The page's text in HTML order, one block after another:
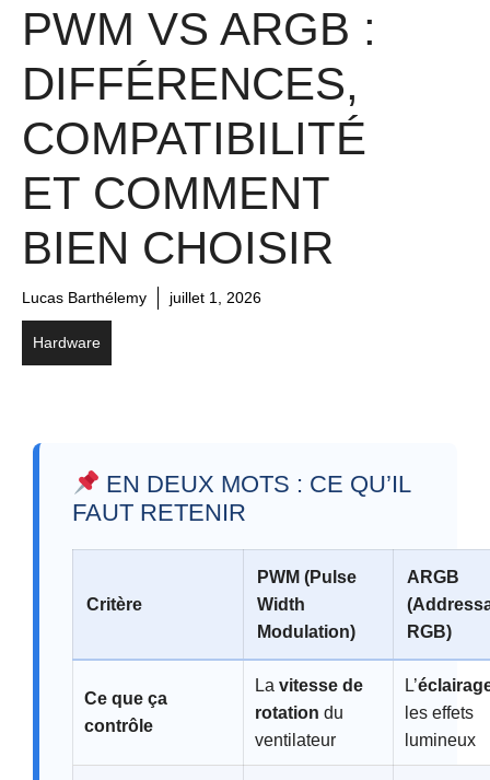
PWM VS ARGB :
DIFFÉRENCES,
COMPATIBILITÉ
ET COMMENT
BIEN CHOISIR
Lucas Barthélemy juillet 1, 2026
Hardware
EN DEUX MOTS : CE QU’IL
FAUT RETENIR
Critère
PWM (Pulse
Width
Modulation)
ARGB
RGB)
Ce que ça
contrôle
La vitesse de
rotation du
ventilateur
L’
les effets
lumineux